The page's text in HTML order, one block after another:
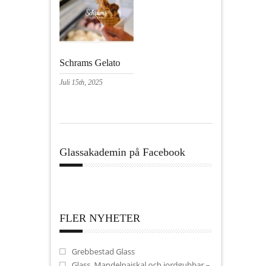
Schrams Gelato
Juli 15th, 2025
Glassakademin på Facebook
FLER NYHETER
Grebbestad Glass